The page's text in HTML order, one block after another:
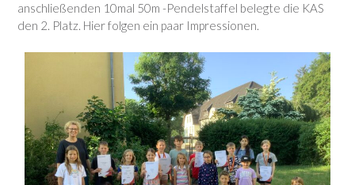
anschließenden 10mal 50m -Pendelstaffel belegte die KAS
den 2. Platz. Hier folgen ein paar Impressionen.